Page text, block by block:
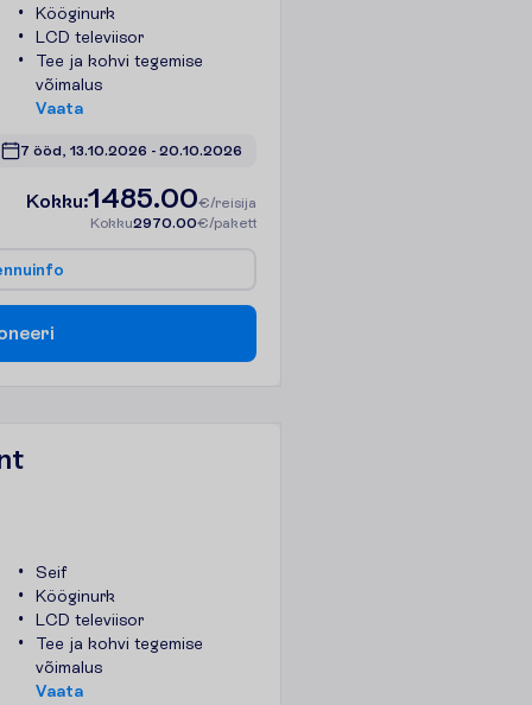
Kööginurk
LCD televiisor
Tee ja kohvi tegemise
võimalus
Vaata
7 ööd, 13.10.2026 - 20.10.2026
Kokku:1485.00€/reisija
Kokku2970.00€/pakett
nnuinfo
neeri
Seif
Kööginurk
LCD televiisor
Tee ja kohvi tegemise
võimalus
Vaata